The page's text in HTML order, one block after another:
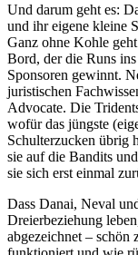
Und darum geht es:
und ihr eigene kleine
Ganz ohne Kohle
Bord, der die Runs
Sponsoren gewinnt.
juristischen
Advocate. Die
wofür das jüngste
Schulterzucken übrig
sie auf die Bandits
sie sich erst einmal
Dass Danai, Neval
Dreierbeziehung
abgezeichnet – schön